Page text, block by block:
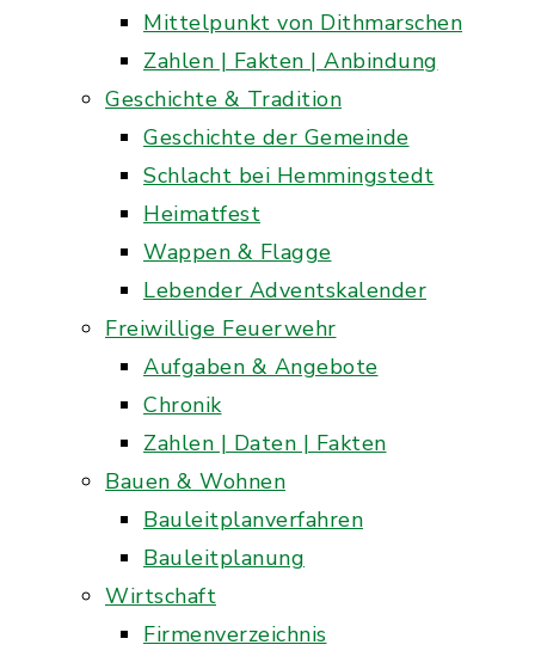
Mittelpunkt von Dithmarschen
Zahlen | Fakten | Anbindung
Geschichte & Tradition
Geschichte der Gemeinde
Schlacht bei Hemmingstedt
Heimatfest
Wappen & Flagge
Lebender Adventskalender
Freiwillige Feuerwehr
Aufgaben & Angebote
Chronik
Zahlen | Daten | Fakten
Bauen & Wohnen
Bauleitplanverfahren
Bauleitplanung
Wirtschaft
Firmenverzeichnis